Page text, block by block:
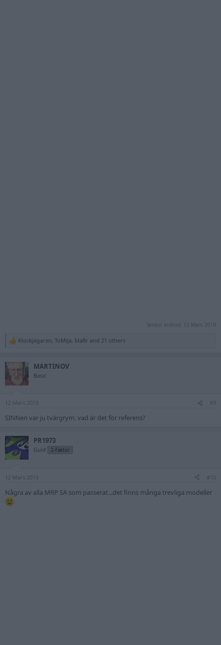
Senast ändrad: 12 Mars 2019
R
t
i
o
s
Klockjägaren, ToMiJa, MaBr and 21 others
MARTINOV
Basic
12 Mars 2019 #9
SINNen var ju tvärgrym, vad är det för referens?
PR1973
Guld 2-Faktor
12 Mars 2019 #10
Några av alla MRP SA som passerat...det finns många trevliga modeller